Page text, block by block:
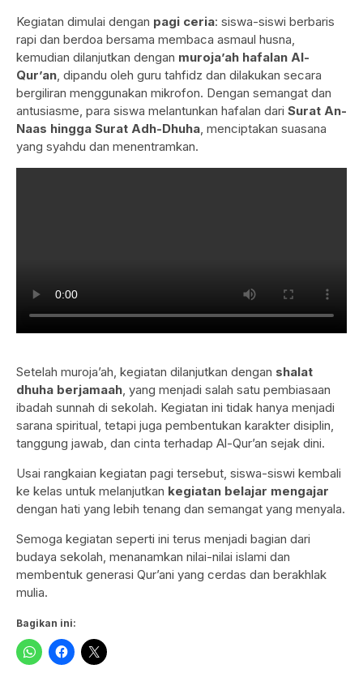
Kegiatan dimulai dengan pagi ceria: siswa-siswi berbaris
rapi dan berdoa bersama membaca asmaul husna,
kemudian dilanjutkan dengan muroja’ah hafalan Al-
Qur’an, dipandu oleh guru tahfidz dan dilakukan secara
bergiliran menggunakan mikrofon. Dengan semangat dan
antusiasme, para siswa melantunkan hafalan dari Surat An-
Naas hingga Surat Adh-Dhuha, menciptakan suasana
yang syahdu dan menentramkan.
Setelah muroja’ah, kegiatan dilanjutkan dengan shalat
dhuha berjamaah, yang menjadi salah satu pembiasaan
ibadah sunnah di sekolah. Kegiatan ini tidak hanya menjadi
sarana spiritual, tetapi juga pembentukan karakter disiplin,
tanggung jawab, dan cinta terhadap Al-Qur’an sejak dini.
Usai rangkaian kegiatan pagi tersebut, siswa-siswi kembali
ke kelas untuk melanjutkan kegiatan belajar mengajar
dengan hati yang lebih tenang dan semangat yang menyala.
Semoga kegiatan seperti ini terus menjadi bagian dari
budaya sekolah, menanamkan nilai-nilai islami dan
membentuk generasi Qur’ani yang cerdas dan berakhlak
mulia.
Bagikan ini: